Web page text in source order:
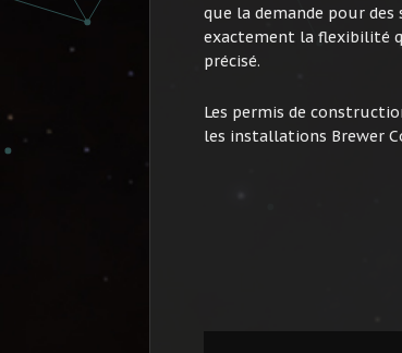
que la demande pour
exactement la flexibilité
précisé.
Les permis de
les installations Brewer